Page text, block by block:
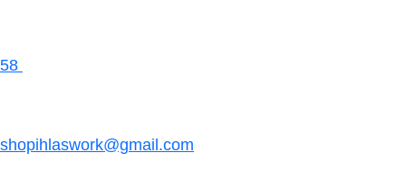
58
shopihlaswork@gmail.com